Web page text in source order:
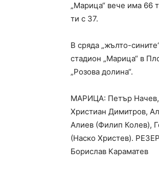
„Марица“ вече има 66
ти с 37.
В сряда „жълто-
стадион „Марица“ в
„Розова долина“.
МАРИЦА: Петър Начев,
Христиан Димитров,
Алиев (Филип Колев),
(Наско Христев).
Борислав Караматев